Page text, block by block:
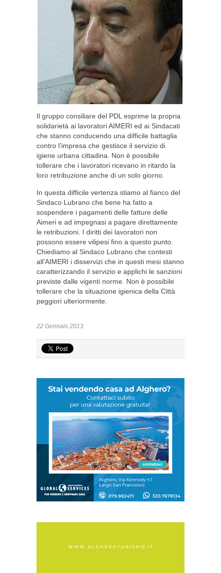
Il gruppo consiliare del PDL esprime la propria
solidarietà ai lavoratori AIMERI ed ai Sindacati
che stanno conducendo una difficile battaglia
contro l’impresa che gestisce il servizio di
igiene urbana cittadina. Non è possibile
tollerare che i lavoratori ricevano in ritardo la
loro retribuzione anche di un solo giorno.
In questa difficile vertenza stiamo al fianco del
Sindaco Lubrano che bene ha fatto a
sospendere i pagamenti delle fatture delle
Aimeri e ad impegnasi a pagare direttamente
le retribuzioni. I diritti dei lavoratori non
possono essere vilipesi fino a questo punto.
Chiediamo al Sindaco Lubrano che contesti
all’AIMERI i disservizi che in questi mesi stanno
caratterizzando il servizio e applichi le sanzioni
previste dalle vigenti norme. Non è possibile
tollerare che la situazione igienica della Città
peggiori ulteriormente.
22 Gennaio 2013